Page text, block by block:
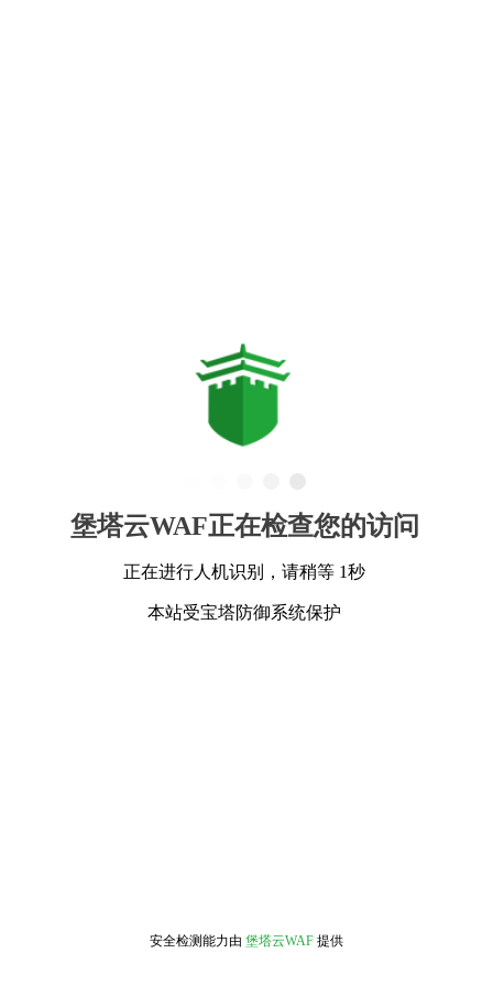
堡塔云WAF正在检查您的访问
正在进行人机识别，请稍等 1秒
本站受宝塔防御系统保护
安全检测能力由 堡塔云WAF 提供